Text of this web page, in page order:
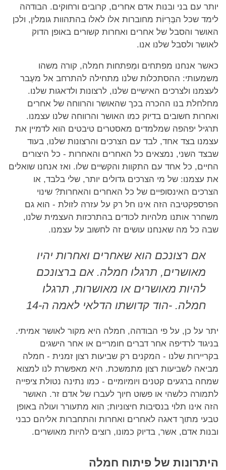
יותר עם בני ובנות אדם אחרים, קרובים ורחוקים. הבודהה
לימד שכל הבְּרִיוֹת מחוברות אלו לאלו בהתהוות גומלין, ולכן
האושר והסבל של אחרים ואחרות קשורים באופן הדוק
לאושר ולסבל שלנו אנו.
כאשר אנחנו מפתחים ומְפתחות חמלה, קורה משהו
משמעותי: ההסתכלות שלנו מתחילה להתרחב אל מעֶבר
לעצמנו ולצרכים האישיים שלנו, לרצונות ולדאגות שלנו.
מחלחלת בנו ההכרה בכך שהאושר והרווחה של אחרים
ואחרות חשובים בדיוק כמו האושר והרווחה שלנו עצמנו.
תרגיל יפהפה שמלמדים מאסטרים טיבטים הוא לדמיין את
עצמנו בצד אחד, לבד עם הצרכים והרצונות שלנו, בעוד
שבצד השני, נמצאים כל האחרים והאחרות - כל היצורים
החיים, כל אחד עם התקוות והקשיים שלו. ואז אנחנו שואלים
את עצמנו: של מי הצרכים גדולים יותר, שלי בלבד, או
הצרכים האינסופיים של כל האחרים והאחרות? שינוי
הפרספקטיבה הזה אינו חל רק על עזרה לזולת - הוא גם
משחרר אותנו מלהיות לכודים בהתרכזות העצמית שלנו,
שבה כל מה שאנחנו עושים זה לחשוב על עצמנו.
אם רצונכם הוא שאחרים ואחרות יהיו
מאושרים, תרגלו חמלה. אם ברצונכם
להיות מאושרים או מאושרות, תרגלו
חמלה. -הוד קדושתו הדלאי לאמה ה-14
יתר על כן, על פי הבודהה, חמלה היא מקור לאושר אמיתי.
בניגוד לרדיפה אחר דברים חומריים או אחר הישגים
בקריירות שלנו - המקנים רק שביעות רצון זמנית - חמלה
מביאה לשביעות רצון מתמשכת. היא מאפשרת לנו למצוא
שמחה ברגעים קטנים ויומיומיים - כמו נתינה נטולת ציפייה
לתמורה כלשהי או פשוט חיוך לעברו של אדם זר. האושר
הזה אינו תלוי בנסיבות חיצוניות; הוא מתעורר ועולה באופן
טבעי מתוך דאגה לאחרים ואחרות והתחברות אליהם כבני
ובנות אדם, אשר, בדיוק כמונו, רוצים להיות מאושרים.
היתרונות של פיתוח חמלה